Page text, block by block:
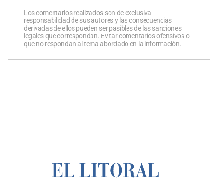
Los comentarios realizados son de exclusiva
responsabilidad de sus autores y las consecuencias
derivadas de ellos pueden ser pasibles de las sanciones
legales que correspondan. Evitar comentarios ofensivos o
que no respondan al tema abordado en la información.